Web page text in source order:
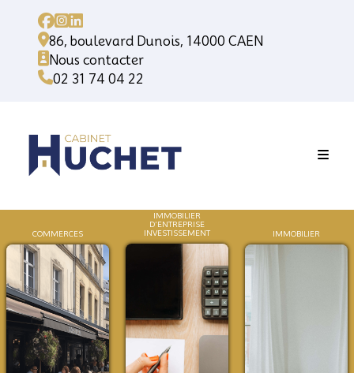
86, boulevard Dunois, 14000 CAEN
Nous contacter
02 31 74 04 22
COMMERCES
IMMOBILIER
D'ENTREPRISE
INVESTISSEMENT